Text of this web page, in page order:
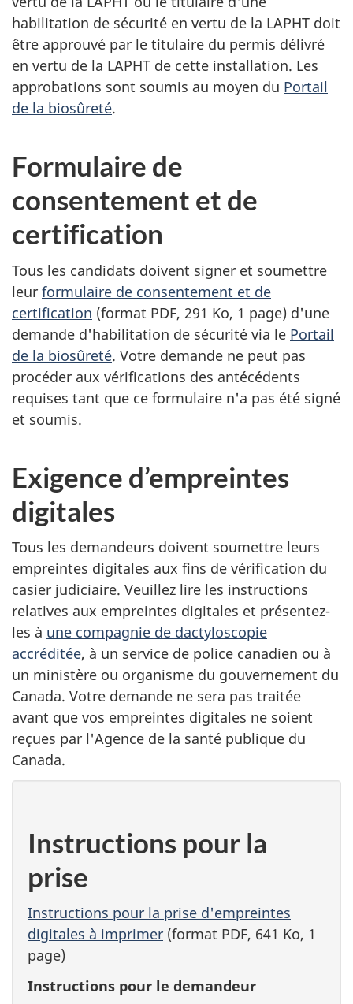
habilitation de sécurité en vertu de la LAPHT doit
être approuvé par le titulaire du permis délivré
en vertu de la LAPHT de cette installation. Les
approbations sont soumis au moyen du Portail
de la biosûreté.
Formulaire de
consentement et de
certification
Tous les candidats doivent signer et soumettre
leur formulaire de consentement et de
certification (format PDF, 291 Ko, 1 page) d'une
demande d'habilitation de sécurité via le Portail
de la biosûreté. Votre demande ne peut pas
procéder aux vérifications des antécédents
requises tant que ce formulaire n'a pas été signé
et soumis.
Exigence d’empreintes
digitales
Tous les demandeurs doivent soumettre leurs
empreintes digitales aux fins de vérification du
casier judiciaire. Veuillez lire les instructions
relatives aux empreintes digitales et présentez-
les à une compagnie de dactyloscopie
accréditée, à un service de police canadien ou à
un ministère ou organisme du gouvernement du
Canada. Votre demande ne sera pas traitée
avant que vos empreintes digitales ne soient
reçues par l'Agence de la santé publique du
Canada.
Instructions pour la
prise
Instructions pour la prise d'empreintes
digitales à imprimer (format PDF, 641 Ko, 1
page)
Instructions pour le demandeur